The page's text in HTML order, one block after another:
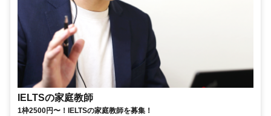
IELTSの家庭教師
1枠2500円〜！IELTSの家庭教師を募集！